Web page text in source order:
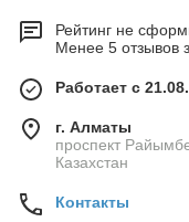
Рейтинг не
Менее 5 отзывов
Работает с
г. Алматы
проспект
Казахстан
Контакты